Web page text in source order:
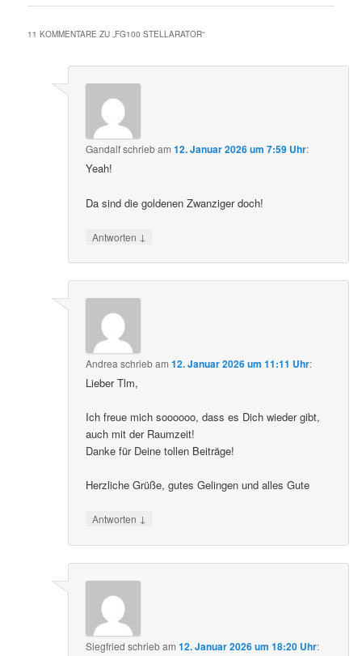
11 KOMMENTARE ZU „FG100 STELLARATOR“
Gandalfschriebam12. Januar 2026 um 7:59 Uhr:
Yeah!
Da sind die goldenen Zwanziger doch!
Antworten ↓
Andrea schriebam12. Januar 2026 um 11:11 Uhr:
Lieber Tlm,
Ich freue mich soooooo, dass es Dich wieder gibt,
auch mit der Raumzeit!
Danke für Deine tollen Beiträge!
Herzliche Grüße, gutes Gelingen und alles Gute
Antworten ↓
Siegfried schriebam12. Januar 2026 um 18:20 Uhr: